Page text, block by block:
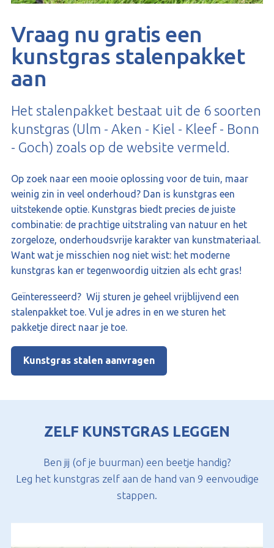
Vraag nu gratis een
kunstgras stalenpakket
aan
Het stalenpakket bestaat uit de 6 soorten
kunstgras (Ulm - Aken - Kiel - Kleef - Bonn
- Goch) zoals op de website vermeld.
Op zoek naar een mooie oplossing voor de tuin, maar
weinig zin in veel onderhoud? Dan is kunstgras een
uitstekende optie. Kunstgras biedt precies de juiste
combinatie: de prachtige uitstraling van natuur en het
zorgeloze, onderhoudsvrije karakter van kunstmateriaal.
Want wat je misschien nog niet wist: het moderne
kunstgras kan er tegenwoordig uitzien als echt gras!
Geïnteresseerd? Wij sturen je geheel vrijblijvend een
stalenpakket toe. Vul je adres in en we sturen het
pakketje direct naar je toe.
Kunstgras stalen aanvragen
ZELF KUNSTGRAS LEGGEN
Ben jij (of je buurman) een beetje handig?
Leg het kunstgras zelf aan de hand van 9 eenvoudige
stappen.